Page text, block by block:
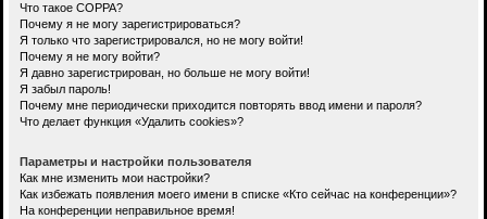
Что такое COPPA?
Почему я не могу зарегистрироваться?
Я только что зарегистрировался, но не могу войти!
Почему я не могу войти?
Я давно зарегистрирован, но больше не могу войти!
Я забыл пароль!
Почему мне периодически приходится повторять ввод имени и пароля?
Что делает функция «Удалить cookies»?
Параметры и настройки пользователя
Как мне изменить мои настройки?
Как избежать появления моего имени в списке «Кто сейчас на конференции»?
На конференции неправильное время!